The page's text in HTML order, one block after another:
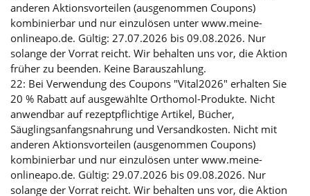
anderen Aktionsvorteilen (ausgenommen Coupons)
kombinierbar und nur einzulösen unter www.meine-
onlineapo.de. Gültig: 27.07.2026 bis 09.08.2026. Nur
solange der Vorrat reicht. Wir behalten uns vor, die Aktion
früher zu beenden. Keine Barauszahlung.
22: Bei Verwendung des Coupons "Vital2026" erhalten Sie
20 % Rabatt auf ausgewählte Orthomol-Produkte. Nicht
anwendbar auf rezeptpflichtige Artikel, Bücher,
Säuglingsanfangsnahrung und Versandkosten. Nicht mit
anderen Aktionsvorteilen (ausgenommen Coupons)
kombinierbar und nur einzulösen unter www.meine-
onlineapo.de. Gültig: 29.07.2026 bis 09.08.2026. Nur
solange der Vorrat reicht. Wir behalten uns vor, die Aktion